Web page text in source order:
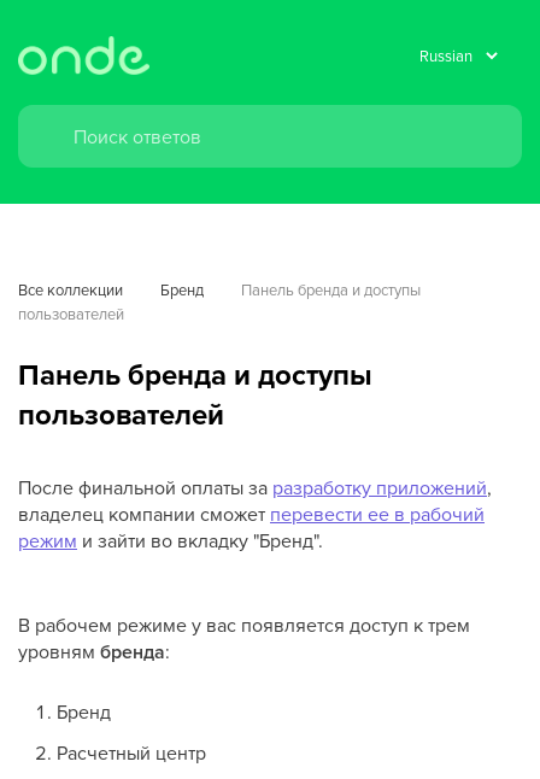
Все коллекции Бренд
Панель бренда и доступы
пользователей
Панель бренда и доступы
пользователей
После финальной оплаты за разработку приложений,
владелец компании сможет перевести ее в рабочий
режим и зайти во вкладку "Бренд".
В рабочем режиме у вас появляется доступ к трем
уровням бренда:
Бренд
Расчетный центр